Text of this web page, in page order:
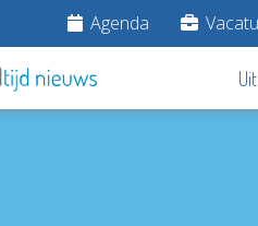
Agenda
Uit